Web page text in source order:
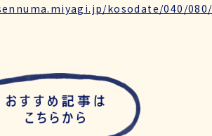
kosodate/040/